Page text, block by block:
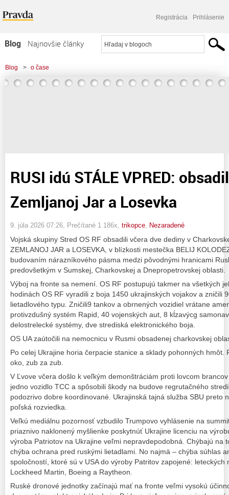
Registrácia Prihlásenie
Blog
Najnovšie články
Najčítanejšie články
Najkomentovanejšie články
Blog > o čase
> RUSI idú STÁLE VPRED: obsadili dediny Zemljanoj Jar a Losevka
RUSI idú STÁLE VPRED:
Zemljanoj Jar a Losevka
9. júla 2026 07:26 , Prečítané 1 186x, trikopce Nezaradené
Vojská skupiny Stred OS RF obsadili včera dve dediny v
ZEMLANOJ JAR a LOSEVKA, v blízkosti mestečka BELIJ
budovaním nárazníkového pásma medzi pôvodnými hranicami
predovšetkým v Sumskej, Charkovskej a Dnepropetrovskej oblasti.
Výboj na fronte sa nemení. OS RF postupujú takmer na všetkých
hodinách OS RF vyradili z boja 1450 ukrajinských vojakov a zničili
lietadlového typu. Zničili9 tankov a obrnených vozidiel vrátane
protivzdušný systém Rapid, 40 vojenských aut, 8 kĺzavýcg
delostrelecké systémy, dve strediská elektronického boja.
OS UA zaútočili na nemocnicu v Rusmi obsadenej charkovskej
Po celej Ukrajine horia čerpacie stanice a sklady pohonných hmôt.
oko, zub za zub.
V Ľvove včera došlo k veľkým demonštráciám proti lovcom
jedno vozidlo TCC a spôsobili škody na budove regrutačného
podozrivo dobre koordinované. Ukrajinská tajná služba SBU preto
poľská rozviedka.
Veľkú mediálnu pozornosť vzbudilo Trumpovo vyhlásenie na
priaznivo naklonený myšlienke poskytnúť Ukrajine licenciu na
výroba Patriotov na Ukrajine veľmi nepravdepodobná. Chýbajú na
chýba ochrana pred ruskými lietadlami. No najmä – chýba súhlas
spoločností, ktoré sú v USA do výroby Patritov zapojené: leteckých
Lockheed Martin, Boeing a Raytheon.
Ruské dronové jednotky začínajú mať na fronte veľmi vysokú